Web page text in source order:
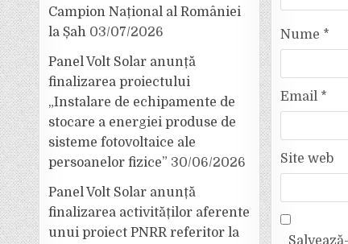
Nume *
Email *
Site web
Campion Național al României
la Șah 03/07/2026
Panel Volt Solar anunță
finalizarea proiectului
„Instalare de echipamente de
stocare a energiei produse de
sisteme fotovoltaice ale
persoanelor fizice” 30/06/2026
Panel Volt Solar anunță
finalizarea activităților aferente
unui proiect PNRR referitor la